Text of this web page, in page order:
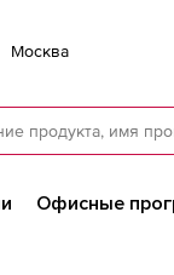
Москва
Офисные